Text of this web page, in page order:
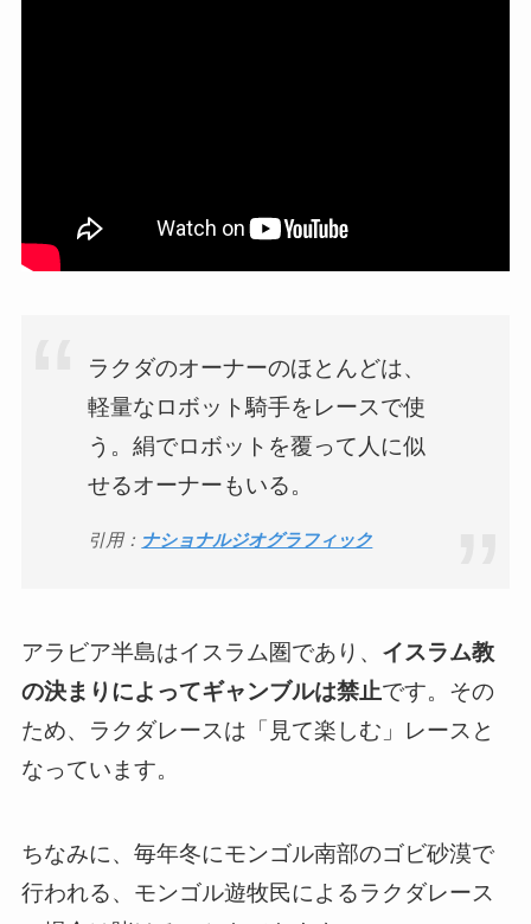
ラクダのオーナーのほとんどは、
軽量なロボット騎手をレースで使
う。絹でロボットを覆って人に似
せるオーナーもいる。
引用： ナショナルジオグラフィック
アラビア半島はイスラム圏であり、 イスラム教
の決まりによってギャンブルは禁止です。その
ため、ラクダレースは「見て楽しむ」レースと
なっています。
ちなみに、毎年冬にモンゴル南部のゴビ砂漠で
行われる、モンゴル遊牧民によるラクダレース